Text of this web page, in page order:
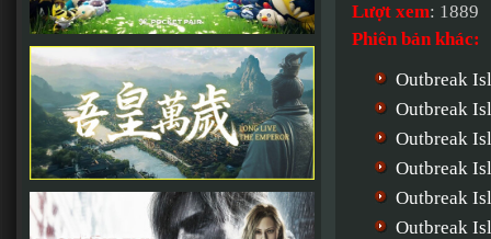
Lượt xem: 1889
Phiên bản khác:
Outbreak
Outbreak
Outbreak
Outbreak
Outbreak
Outbreak